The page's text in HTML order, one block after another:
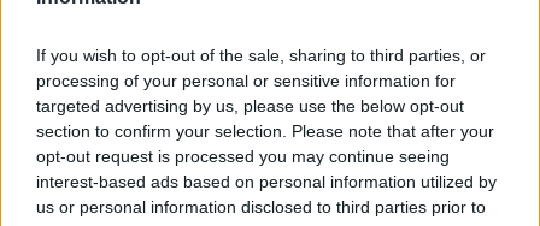
If you wish to opt-out of the sale, sharing to third parties, or
processing of your personal or sensitive information for
targeted advertising by us, please use the below opt-out
section to confirm your selection. Please note that after your
opt-out request is processed you may continue seeing
interest-based ads based on personal information utilized by
us or personal information disclosed to third parties prior to